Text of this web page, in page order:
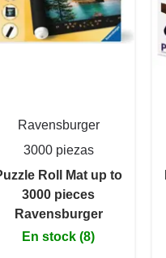
Ravensburger
3000 piezas
Roll Mat up to
3000 pieces
Ravensburger
En stock (8)